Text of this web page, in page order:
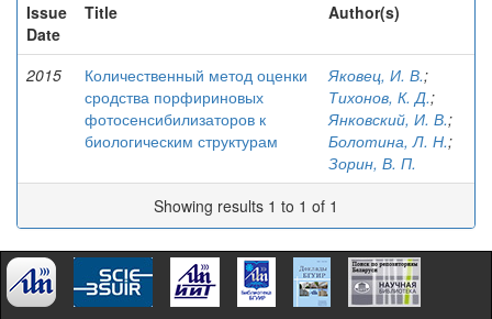
Issue
Date
Title Author(s)
2015
Количественный метод оценки
сродства порфириновых
фотосенсибилизаторов к
биологическим структурам
Яковец, И. В.;
Тихонов, К. Д.;
Янковский, И. В.;
Болотина, Л. Н.;
Зорин, В. П.
Showing results 1 to 1 of 1